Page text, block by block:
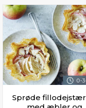
0-
Sprøde